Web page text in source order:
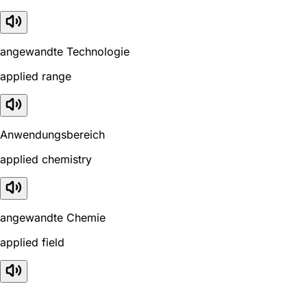
angewandte Technologie
applied range
Anwendungsbereich
applied chemistry
angewandte Chemie
applied field